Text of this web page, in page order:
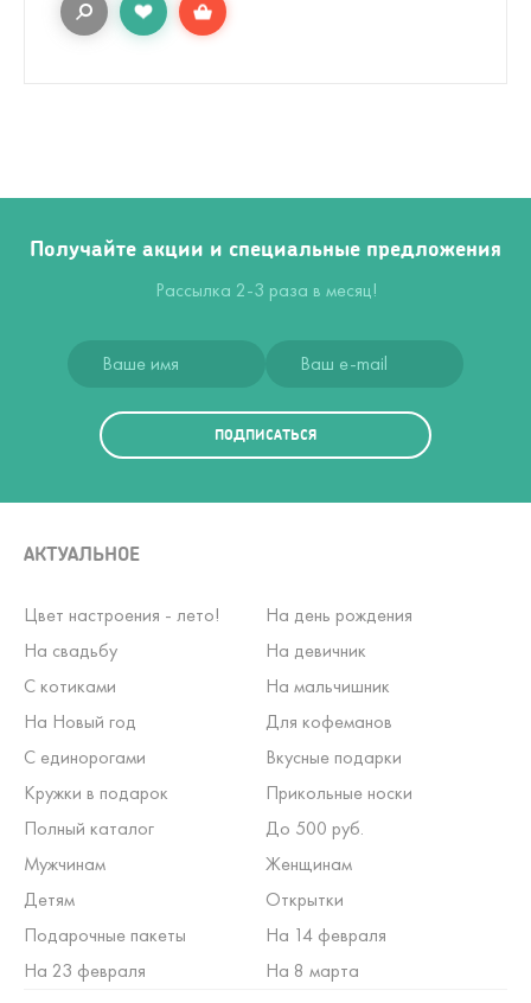
Получайте акции и специальные предложения
Рассылка 2-3 раза в месяц!
ПОДПИСАТЬСЯ
АКТУАЛЬНОЕ
Цвет настроения - лето!
На день рождения
На свадьбу
На девичник
С котиками
На мальчишник
На Новый год
Для кофеманов
С единорогами
Вкусные подарки
Кружки в подарок
Прикольные носки
Полный каталог
До 500 руб.
Мужчинам
Женщинам
Детям
Открытки
Подарочные пакеты
На 14 февраля
На 23 февраля
На 8 марта